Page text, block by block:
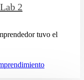
2
tuvo el